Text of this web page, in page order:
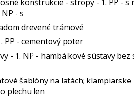
konštrukcie - stropy - 1. PP -
- s
drevené trámové
PP - cementový poter
- 1. NP - hambálkové sústavy
šablóny na latách;
plechu len